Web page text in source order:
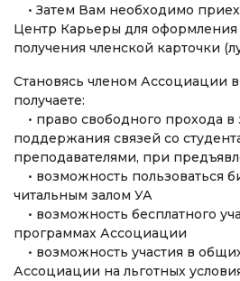
• Затем Вам необходимо
Центр Карьеры для оформления
получения членской карточки
Становясь членом Ассоциации
получаете:
• право свободного прохода в
поддержания связей со
преподавателями, при
• возможность пользоваться
читальным залом УА
• возможность бесплатного
программах Ассоциации
• возможность участия в
Ассоциации на льготных